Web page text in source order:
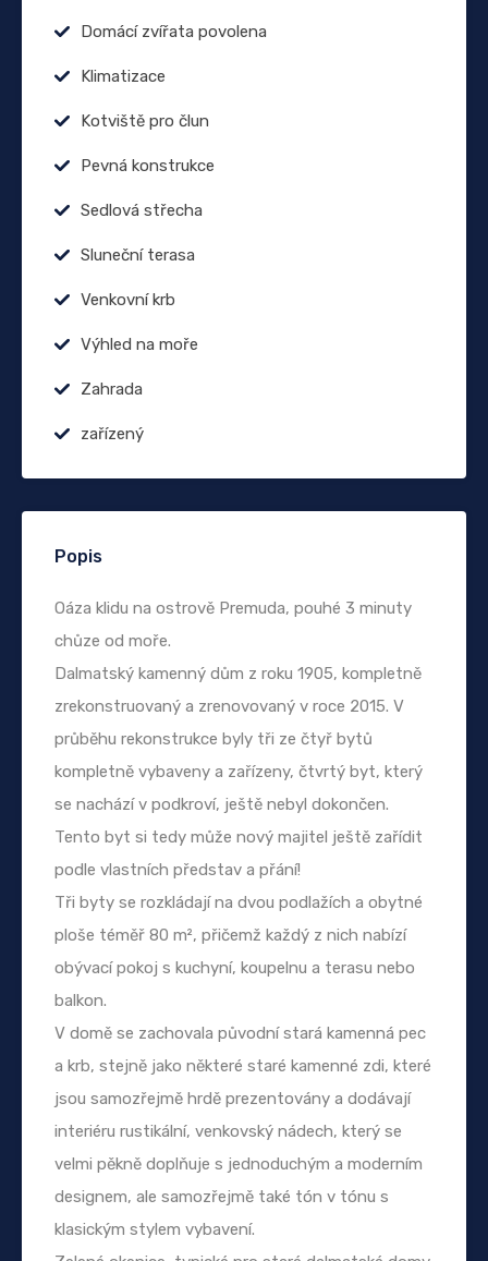
Domácí zvířata povolena
Klimatizace
Kotviště pro člun
Pevná konstrukce
Sedlová střecha
Sluneční terasa
Venkovní krb
Výhled na moře
Zahrada
zařízený
Popis
Oáza klidu na ostrově Premuda, pouhé 3 minuty
chůze od moře.
Dalmatský kamenný dům z roku 1905, kompletně
zrekonstruovaný a zrenovovaný v roce 2015. V
průběhu rekonstrukce byly tři ze čtyř bytů
kompletně vybaveny a zařízeny, čtvrtý byt, který
se nachází v podkroví, ještě nebyl dokončen.
Tento byt si tedy může nový majitel ještě zařídit
podle vlastních představ a přání!
Tři byty se rozkládají na dvou podlažích a obytné
ploše téměř 80 m², přičemž každý z nich nabízí
obývací pokoj s kuchyní, koupelnu a terasu nebo
balkon.
V domě se zachovala původní stará kamenná pec
a krb, stejně jako některé staré kamenné zdi, které
jsou samozřejmě hrdě prezentovány a dodávají
interiéru rustikální, venkovský nádech, který se
velmi pěkně doplňuje s jednoduchým a moderním
designem, ale samozřejmě také tón v tónu s
klasickým stylem vybavení.